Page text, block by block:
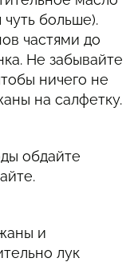
больше).
частями до
Не забывайте
ничего не
на салфетку.
обдайте
и
лук